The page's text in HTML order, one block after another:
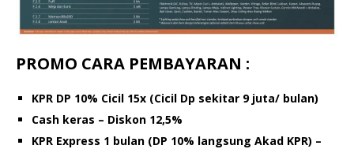
PROMO CARA PEMBAYARAN :
KPR DP 10% Cicil 15x (Cicil Dp sekitar 9 juta/ bulan)
Cash keras – Diskon 12,5%
KPR Express 1 bulan (DP 10% langsung Akad KPR) –